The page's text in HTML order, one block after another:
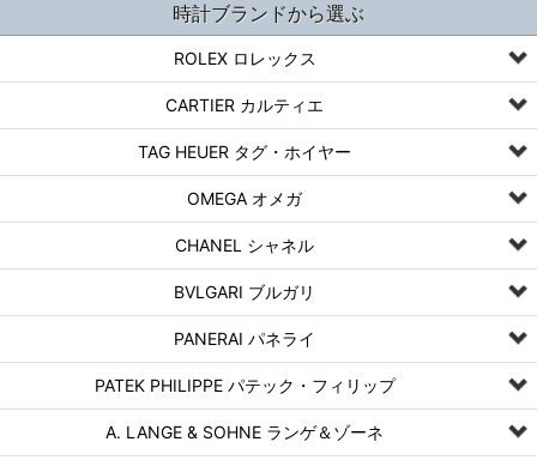
時計ブランドから選ぶ
ROLEX ロレックス
CARTIER カルティエ
TAG HEUER タグ・ホイヤー
OMEGA オメガ
CHANEL シャネル
BVLGARI ブルガリ
PANERAI パネライ
PATEK PHILIPPE パテック・フィリップ
A. LANGE & SOHNE ランゲ＆ゾーネ